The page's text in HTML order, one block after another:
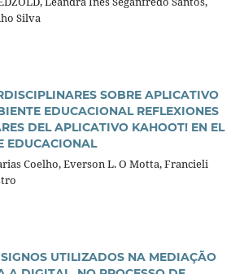
Silva
SOBRE APLICATIVO
EDUCACIONAL REFLEXIONES
DEL APLICATIVO KAHOOT! EN EL
EDUCACIONAL
Coelho, Everson L. O Motta, Francieli
UTILIZADOS NA MEDIAÇÃO